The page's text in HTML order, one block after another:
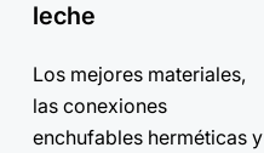
leche
Los mejores materiales,
las conexiones
enchufables herméticas y